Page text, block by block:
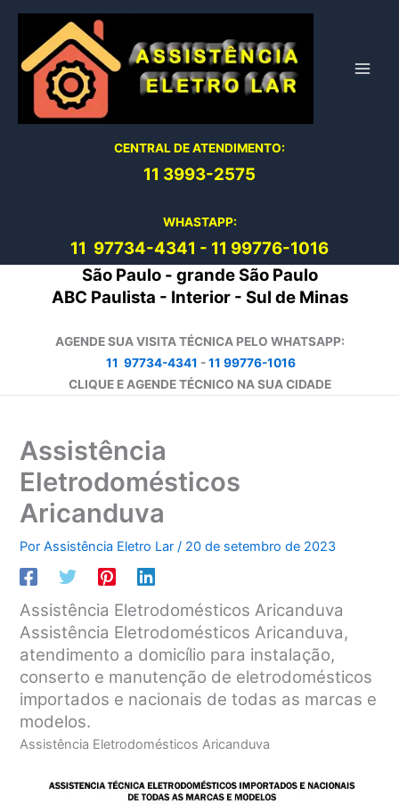
conteúdo
CENTRAL DE ATENDIMENTO:
11 3993-2575
WHASTAPP:
11 97734-4341 - 11 99776-1016
São Paulo - grande São Paulo
ABC Paulista - Interior - Sul de Minas
AGENDE SUA VISITA TÉCNICA PELO WHATSAPP:
11 97734-4341 -11 99776-1016
CLIQUE E AGENDE TÉCNICO NA SUA CIDADE
Assistência
Eletrodomésticos
Aricanduva
PorAssistência Eletro Lar/ 20 de setembro de 2023
Assistência Eletrodomésticos Aricanduva
Assistência Eletrodomésticos Aricanduva,
atendimento a domicílio para instalação,
conserto e manutenção de eletrodomésticos
importados e nacionais de todas as marcas e
modelos.
Assistência Eletrodomésticos Aricanduva